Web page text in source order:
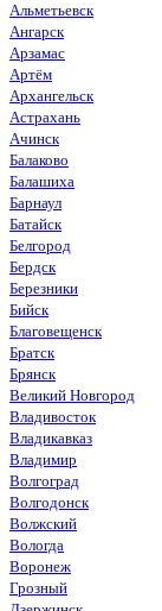
Альметьевск
Ангарск
Арзамас
Артём
Архангельск
Астрахань
Ачинск
Балаково
Балашиха
Барнаул
Батайск
Белгород
Бердск
Березники
Бийск
Благовещенск
Братск
Брянск
Великий Новгород
Владивосток
Владикавказ
Владимир
Волгоград
Волгодонск
Волжский
Вологда
Воронеж
Грозный